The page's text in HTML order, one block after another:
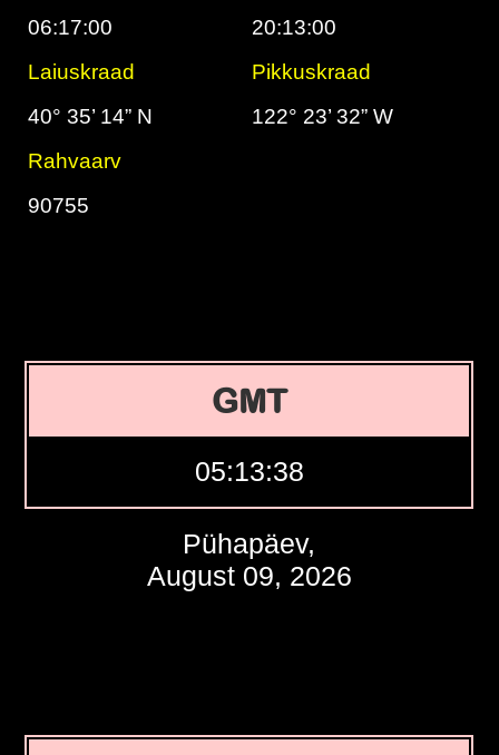
06:17:00
20:13:00
Laiuskraad
Pikkuskraad
40° 35’ 14” N
122° 23’ 32” W
Rahvaarv
90755
GMT
05:13:39
Pühapäev,
August 09, 2026